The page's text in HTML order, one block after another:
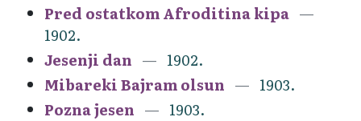
Pred ostatkom Afroditina kipa
1902.
Jesenji dan
1902.
Mibareki Bajram olsun
1903.
Pozna jesen
1903.